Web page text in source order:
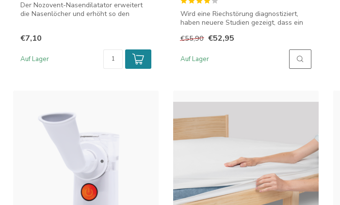
Der Nozovent-Nasendilatator erweitert
die Nasenlöcher und erhöht so den
€7,10
Auf Lager
Wird eine Riechstörung diagnostiziert,
haben neuere Studien gezeigt, dass ein
€55,90 €52,95
Auf Lager